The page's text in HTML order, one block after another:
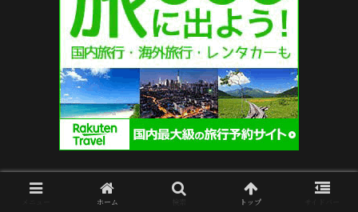
残留する記憶
ホーム トップ